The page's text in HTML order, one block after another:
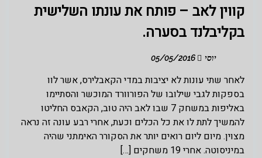
קווין לאב – פותח את עונתו השלישית
בקליבלנד בסערה.
יוסי
לאחר שתי עונות לא יציבות במדי הקאבלירס, אשר לוו
בספקות לגבי שילובו של הפורוורד המוכשר והסתיימו
באליפות במשחק 7 שבו לאב היה טוב, הקאבס החליטו
להמשיך לתת לו את כל הכלים וכעת, אחרי רבע עונה זה נראה
מצוין. מיום ליום רואים יותר את הסקורר האימתני שהיה
במיניסוטה. אחרי 19 משחקים […]